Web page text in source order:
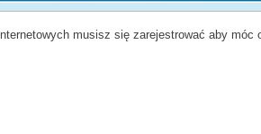
musisz się zarejestrować aby